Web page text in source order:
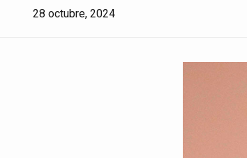
28 octubre, 2024